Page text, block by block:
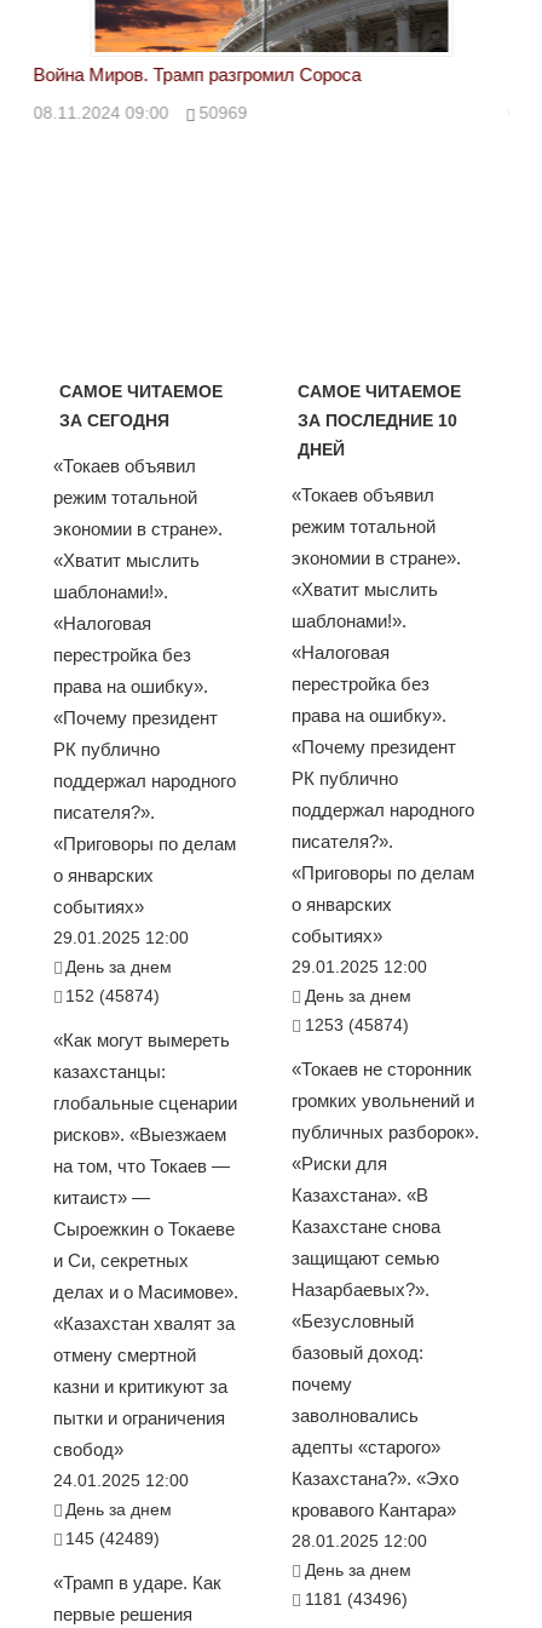
Война Миров. Трамп разгромил Сороса
08.11.2024 09:00 50969
САМОЕ ЧИТАЕМОЕ
ЗА СЕГОДНЯ
«Токаев объявил
режим тотальной
экономии в стране».
«Хватит мыслить
шаблонами!».
«Налоговая
перестройка без
права на ошибку».
«Почему президент
РК публично
поддержал народного
писателя?».
«Приговоры по делам
о январских
событиях»
29.01.2025 12:00
День за днем
152 (45874)
«Как могут вымереть
казахстанцы:
глобальные сценарии
рисков». «Выезжаем
на том, что Токаев —
китаист» —
Сыроежкин о Токаеве
и Си, секретных
делах и о Масимове».
«Казахстан хвалят за
отмену смертной
казни и критикуют за
пытки и ограничения
свобод»
24.01.2025 12:00
День за днем
145 (42489)
«Трамп в ударе. Как
первые решения
САМОЕ ЧИТАЕМОЕ
ЗА ПОСЛЕДНИЕ 10
ДНЕЙ
«Токаев объявил
режим тотальной
экономии в стране».
«Хватит мыслить
шаблонами!».
«Налоговая
перестройка без
права на ошибку».
«Почему президент
РК публично
поддержал народного
писателя?».
«Приговоры по делам
о январских
событиях»
29.01.2025 12:00
День за днем
1253 (45874)
«Токаев не сторонник
громких увольнений и
публичных разборок».
«Риски для
Казахстана». «В
Казахстане снова
защищают семью
Назарбаевых?».
«Безусловный
базовый доход:
почему
заволновались
адепты «старого»
Казахстана?». «Эхо
кровавого Кантара»
28.01.2025 12:00
День за днем
1181 (43496)